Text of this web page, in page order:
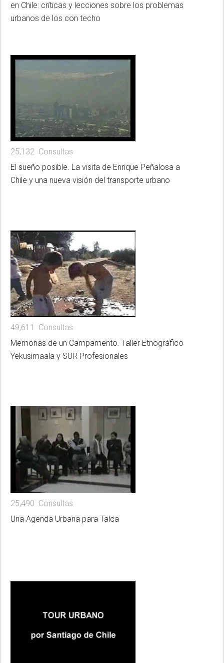
en Chile: críticas y lecciones sobre los problemas
urbanos de los con techo
25,132 Consultas
El sueño posible. La visita de Enrique Peñalosa a
Chile y una nueva visión del transporte urbano
49,611 Consultas
Memorias de un Campamento. Taller Etnográfico
Yekusimaala y SUR Profesionales
25,490 Consultas
Una Agenda Urbana para Talca